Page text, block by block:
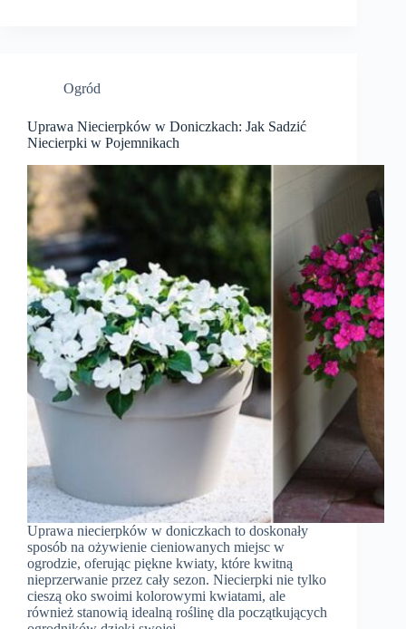
Ogród
Uprawa Niecierpków w Doniczkach: Jak Sadzić
Niecierpki w Pojemnikach
Uprawa niecierpków w doniczkach to doskonały
sposób na ożywienie cieniowanych miejsc w
ogrodzie, oferując piękne kwiaty, które kwitną
nieprzerwanie przez cały sezon. Niecierpki nie tylko
cieszą oko swoimi kolorowymi kwiatami, ale
również stanowią idealną roślinę dla początkujących